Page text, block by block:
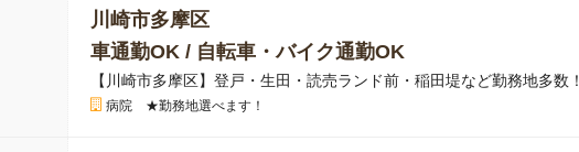
川崎市多摩区
車通勤OK / 自転車・バイク通勤OK
【川崎市多摩区】登戸・生田・読売ランド前・稲田堤など勤務地多数！
病院 ★勤務地選べます！